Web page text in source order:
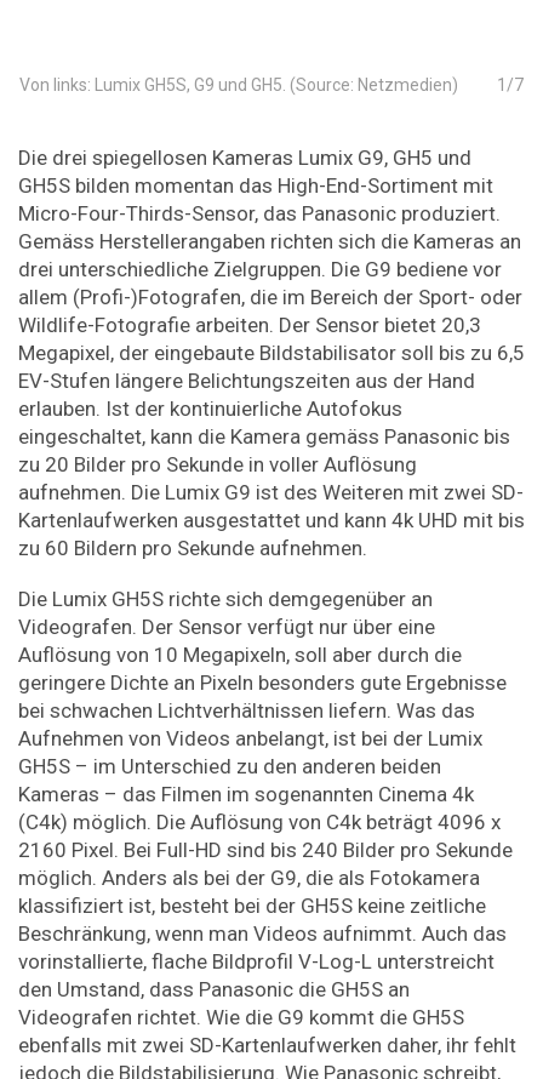
1 /7
Von links: Lumix GH5S, G9 und GH5. (Source: Netzmedien)
Die drei spiegellosen Kameras Lumix G9, GH5 und
GH5S bilden momentan das High-End-Sortiment mit
Micro-Four-Thirds-Sensor, das Panasonic produziert.
Gemäss Herstellerangaben richten sich die Kameras an
drei unterschiedliche Zielgruppen. Die G9 bediene vor
allem (Profi-)Fotografen, die im Bereich der Sport- oder
Wildlife-Fotografie arbeiten. Der Sensor bietet 20,3
Megapixel, der eingebaute Bildstabilisator soll bis zu 6,5
EV-Stufen längere Belichtungszeiten aus der Hand
erlauben. Ist der kontinuierliche Autofokus
eingeschaltet, kann die Kamera gemäss Panasonic bis
zu 20 Bilder pro Sekunde in voller Auflösung
aufnehmen. Die Lumix G9 ist des Weiteren mit zwei SD-
Kartenlaufwerken ausgestattet und kann 4k UHD mit bis
zu 60 Bildern pro Sekunde aufnehmen.
Die Lumix GH5S richte sich demgegenüber an
Videografen. Der Sensor verfügt nur über eine
Auflösung von 10 Megapixeln, soll aber durch die
geringere Dichte an Pixeln besonders gute Ergebnisse
bei schwachen Lichtverhältnissen liefern. Was das
Aufnehmen von Videos anbelangt, ist bei der Lumix
GH5S – im Unterschied zu den anderen beiden
Kameras – das Filmen im sogenannten Cinema 4k
(C4k) möglich. Die Auflösung von C4k beträgt 4096 x
2160 Pixel. Bei Full-HD sind bis 240 Bilder pro Sekunde
möglich. Anders als bei der G9, die als Fotokamera
klassifiziert ist, besteht bei der GH5S keine zeitliche
Beschränkung, wenn man Videos aufnimmt. Auch das
vorinstallierte, flache Bildprofil V-Log-L unterstreicht
den Umstand, dass Panasonic die GH5S an
Videografen richtet. Wie die G9 kommt die GH5S
ebenfalls mit zwei SD-Kartenlaufwerken daher, ihr fehlt
jedoch die Bildstabilisierung. Wie Panasonic schreibt,